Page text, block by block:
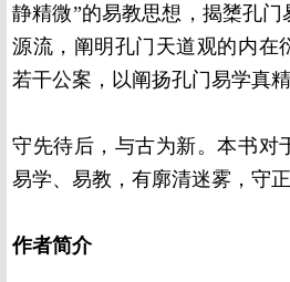
静精微”的易教思想，揭橥孔
源流，阐明孔门天道观的内在
若干公案，以阐扬孔门易学真精
守先待后，与古为新。本书对
易学、易教，有廓清迷雾，守
作者简介